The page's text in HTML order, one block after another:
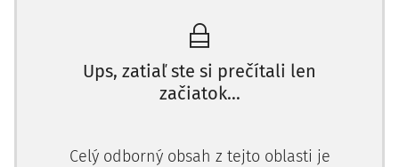
Prípad sa týka námietok sťažovateľa podľa
článku 6 ods. 1
Dohovoruv súvislosti s jeho väzbou v prípravnom
konaní v trestnej veci.
Ups, zatiaľ ste si prečítali len
začiatok...
Celý odborný obsah z tejto oblasti je